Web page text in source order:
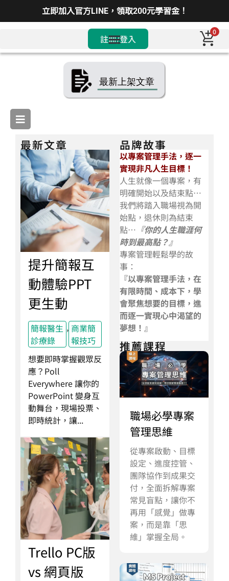
立即加入官方LINE，領取200元學習金！
註冊/登入
0
最新文章
提升簡報互
動體驗PPT
更生動
簡報醫生
診療錄
, 商業簡
報技巧
想要即時掌握觀眾反
應？Poll
Everywhere 讓你的
PowerPoint 變身互
動舞台，現場投票、
即時統計，讓...
Trello PC版
vs 網頁版
品牌故事
以專案管理手法，逐一
實現非凡人生目標！
人生就像一個專案，有
明確開始以及結束點…
我們將踏入職場視為開
始點，退休則為結束
點… 『你的人生職涯何
時到最高點？』
專案管理輕鬆學的故
事：
『以專案管理手法，在
有限時間、成本下，學
會聚焦想要的目標，進
而逐一實現心中渴望的
夢想！』
推薦課程
職場必學專案
管理思維
從專案啟動、目標
設定、進度控管、
團隊協作到成果交
付，全面拆解專案
常見盲點，讓你不
再用「感覺」做專
案，而是靠「思
維」掌握全局。